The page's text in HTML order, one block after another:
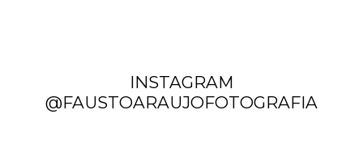
INSTAGRAM
@FAUSTOARAUJOFOTOGRAFIA